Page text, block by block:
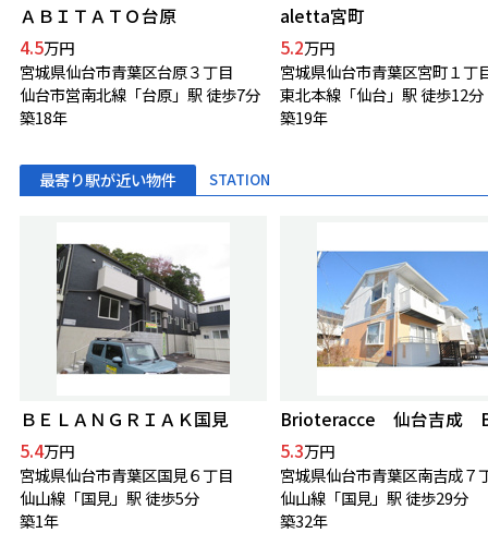
ＡＢＩＴＡＴＯ台原
4.5万円
宮城県仙台市青葉区台原３丁目
仙台市営南北線「台原」駅 徒歩7分
築18年
aletta宮町
5.2万円
宮城県仙台市青葉区宮町１丁
東北本線「仙台」駅 徒歩12分
築19年
最寄り駅が近い物件 STATION
ＢＥＬＡＮＧＲＩＡＫ国見
5.4万円
宮城県仙台市青葉区国見６丁目
仙山線「国見」駅 徒歩5分
築1年
Brioteracce 仙台吉成
5.3万円
宮城県仙台市青葉区南吉成７
仙山線「国見」駅 徒歩29分
築32年